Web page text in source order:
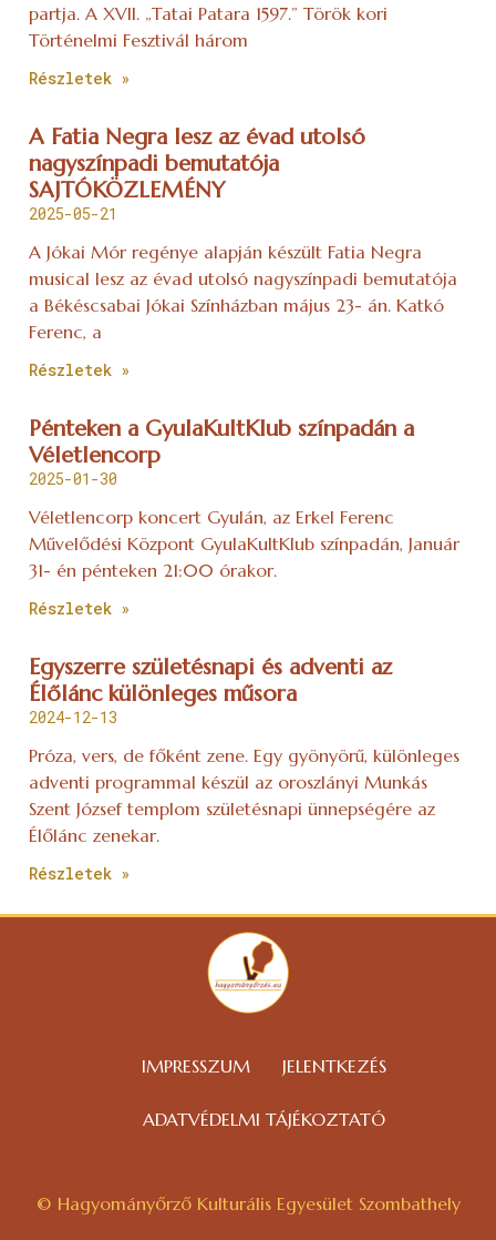
partja. A XVII. „Tatai Patara 1597.” Török kori
Történelmi Fesztivál három
Részletek »
A Fatia Negra lesz az évad utolsó
nagyszínpadi bemutatója
SAJTÓKÖZLEMÉNY
2025-05-21
A Jókai Mór regénye alapján készült Fatia Negra
musical lesz az évad utolsó nagyszínpadi bemutatója
a Békéscsabai Jókai Színházban május 23- án. Katkó
Ferenc, a
Részletek »
Pénteken a GyulaKultKlub színpadán a
Véletlencorp
2025-01-30
Véletlencorp koncert Gyulán, az Erkel Ferenc
Művelődési Központ GyulaKultKlub színpadán, Január
31- én pénteken 21:00 órakor.
Részletek »
Egyszerre születésnapi és adventi az
Élőlánc különleges műsora
2024-12-13
Próza, vers, de főként zene. Egy gyönyörű, különleges
adventi programmal készül az oroszlányi Munkás
Szent József templom születésnapi ünnepségére az
Élőlánc zenekar.
Részletek »
IMPRESSZUM JELENTKEZÉS
ADATVÉDELMI TÁJÉKOZTATÓ
© Hagyományőrző Kulturális Egyesület Szombathely